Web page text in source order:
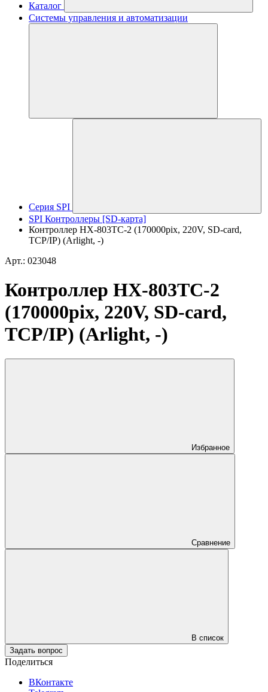
Каталог
Системы управления и автоматизации
Серия SPI
SPI Контроллеры [SD-карта]
Контроллер HX-803TC-2 (170000pix, 220V, SD-card,
TCP/IP) (Arlight, -)
Арт.: 023048
Контроллер HX-803TC-2
(170000pix, 220V, SD-card,
TCP/IP) (Arlight, -)
Избранное
Сравнение
В список
Задать вопрос
Поделиться
ВКонтакте